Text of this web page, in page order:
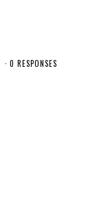
0 RESPONSES